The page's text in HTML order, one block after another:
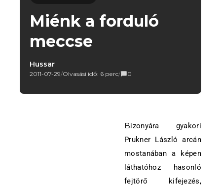
Miénk a forduló
meccse
Hussar
2011-07-29/Olvasási idő: 6 perc/ 0
Bizonyára gyakori
Prukner László arcán
mostanában a képen
láthatóhoz hasonló
fejtörő kifejezés,